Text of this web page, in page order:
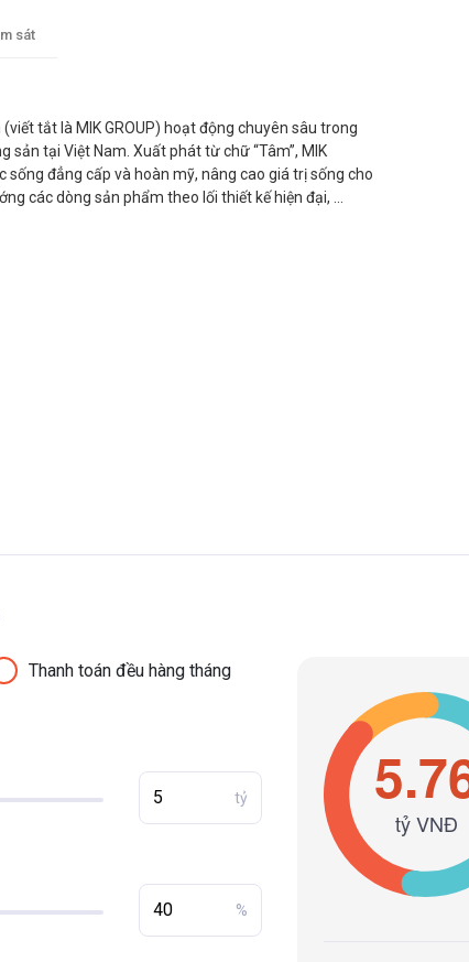
sát
tắt là MIK GROUP) hoạt động chuyên sâu trong
sản tại Việt Nam. Xuất phát từ chữ “Tâm”, MIK
sống đẳng cấp và hoàn mỹ, nâng cao giá trị sống cho
các dòng sản phẩm theo lối thiết kế hiện đại, ...
Thanh toán đều hàng tháng
tỷ
%